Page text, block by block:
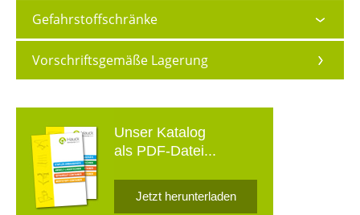
Gefahrstoffschränke
Vorschriftsgemäße Lagerung
Unser Katalog
als PDF-Datei...
Jetzt herunterladen